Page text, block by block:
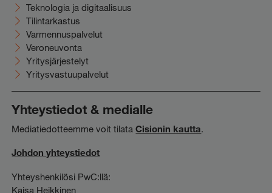
Teknologia ja digitaalisuus
Tilintarkastus
Varmennuspalvelut
Veroneuvonta
Yritysjärjestelyt
Yritysvastuupalvelut
Yhteystiedot & medialle
Mediatiedotteemme voit tilataCisionin kautta.
Johdon yhteystiedot
Yhteyshenkilösi PwC:llä:
Kaisa Heikkinen